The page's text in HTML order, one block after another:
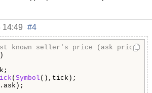
14:49 #4
known seller's price
( Symbol (),tick);